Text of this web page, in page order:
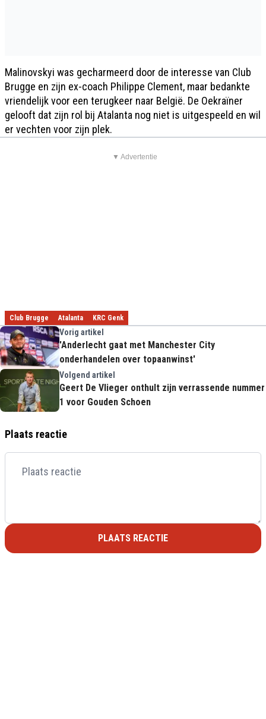
Malinovskyi was gecharmeerd door de interesse van Club
Brugge en zijn ex-coach Philippe Clement, maar bedankte
vriendelijk voor een terugkeer naar België. De Oekraïner
gelooft dat zijn rol bij Atalanta nog niet is uitgespeeld en wil
er vechten voor zijn plek.
▼ Advertentie
Club Brugge Atalanta KRC Genk
Vorig artikel
'Anderlecht gaat met Manchester City
onderhandelen over topaanwinst'
Volgend artikel
Geert De Vlieger onthult zijn verrassende nummer
1 voor Gouden Schoen
Plaats reactie
PLAATS REACTIE